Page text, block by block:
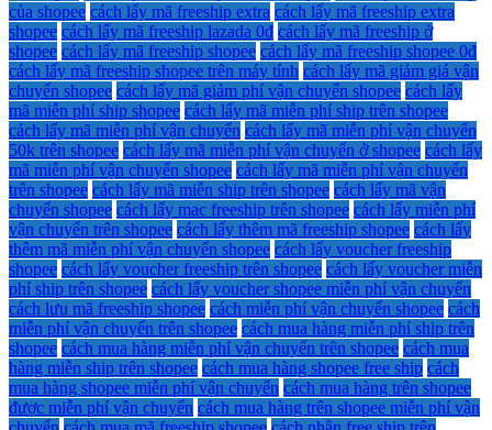
của shopee cách lấy mã freeship extra cách lấy mã freeship extra
shopee cách lấy mã freeship lazada 0đ cách lấy mã freeship ở
shopee cách lấy mã freeship shopee cách lấy mã freeship shopee 0đ
cách lấy mã freeship shopee trên máy tính cách lấy mã giảm giá vận
chuyển shopee cách lấy mã giảm phí vận chuyển shopee cách lấy
mã miễn phí ship shopee cách lấy mã miễn phí ship trên shopee
cách lấy mã miễn phí vận chuyển cách lấy mã miễn phí vận chuyển
50k trên shopee cách lấy mã miễn phí vận chuyển ở shopee cách lấy
mã miễn phí vận chuyển shopee cách lấy mã miễn phí vận chuyển
trên shopee cách lấy mã miễn ship trên shopee cách lấy mã vận
chuyển shopee cách lấy mac freeship trên shopee cách lấy miễn phí
vận chuyển trên shopee cách lấy thêm mã freeship shopee cách lấy
thêm mã miễn phí vận chuyển shopee cách lấy voucher freeship
shopee cách lấy voucher freeship trên shopee cách lấy voucher miễn
phí ship trên shopee cách lấy voucher shopee miễn phí vận chuyển
cách lưu mã freeship shopee cách miễn phí vận chuyển shopee cách
miễn phí vận chuyển trên shopee cách mua hàng miễn phí ship trên
shopee cách mua hàng miễn phí vận chuyển trên shopee cách mua
hàng miễn ship trên shopee cách mua hàng shopee free ship cách
mua hàng shopee miễn phí vận chuyển cách mua hàng trên shopee
được miễn phí vận chuyển cách mua hàng trên shopee miễn phí vận